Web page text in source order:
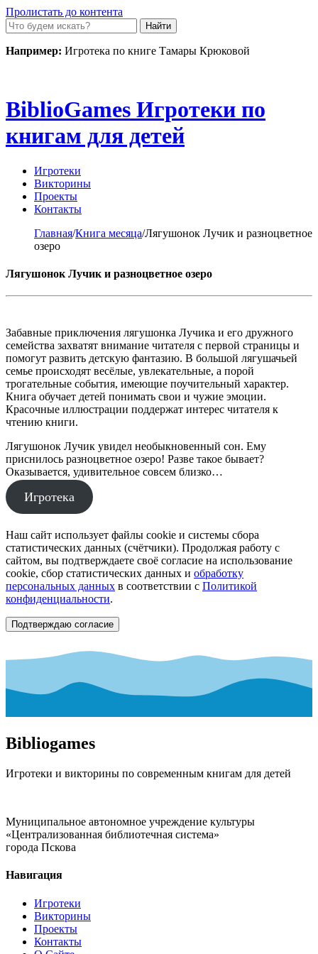
Пролистать до контента
Например: Игротека по книге Тамары Крюковой
BiblioGames Игротеки по
книгам для детей
Игротеки
Викторины
Проекты
Контакты
Главная/Книга месяца/Лягушонок Лучик и разноцветное
озеро
Лягушонок Лучик и разноцветное озеро
Забавные приключения лягушонка Лучика и его дружного
семейства захватят внимание читателя с первой страницы и
помогут развить детскую фантазию. В большой лягушачьей
семье происходят весёлые, увлекательные, а порой
трогательные события, имеющие поучительный характер.
Книга обучает детей понимать свои и чужие эмоции.
Красочные иллюстрации поддержат интерес читателя к
чтению книги.
Лягушонок Лучик увидел необыкновенный сон. Ему
приснилось разноцветное озеро! Разве такое бывает?
Оказывается, удивительное совсем близко…
Игротека
Наш сайт использует файлы cookie и системы сбора
статистических данных (счётчики). Продолжая работу с
сайтом, вы подтверждаете своё согласие на использование
cookie, сбор статистических данных и обработку
персональных данных в соответствии с Политикой
конфиденциальности.
Подтверждаю согласие
Bibliogames
Игротеки и викторины по современным книгам для детей
Муниципальное автономное учреждение культуры
«Централизованная библиотечная система»
города Пскова
Навигация
Игротеки
Викторины
Проекты
Контакты